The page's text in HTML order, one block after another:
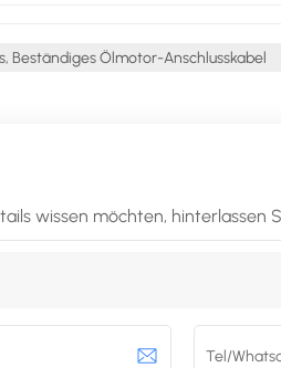
Beständiges Ölmotor-Anschlusskabel
wissen möchten,